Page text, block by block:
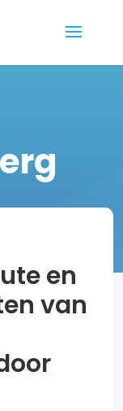
en
van